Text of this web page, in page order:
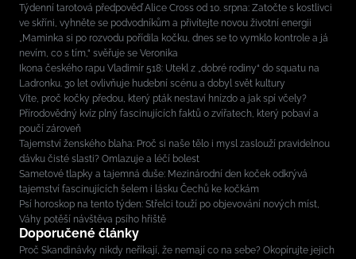
Týdenní tarotová předpověď Alice Cross od 10. srpna: Zatočte s kostlivci
ve skříni, vyhněte se podvodníkům a přivítejte novou životní energii
„Maminka si po rozvodu pořídila kočku, dnes se to vymklo kontrole a já
nevím, co s tím,“ svěřuje se Veronika
Ikona českého rapu Vladimír 518: Utekl z „dobré rodiny“ do squatu na
Ladronku. 30 let ovlivňuje hudební scénu a dobyl svět kultury
Víte, proč kočky předou, který pták nestaví hnízdo a jak spí včely?
Přírodovědný kvíz plný fascinujících faktů o zvířatech, který pobaví a
poučí zároveň
Tajemství ženského blaha: Proč si naše tělo i mysl zaslouží pravidelnou
dávku čisté slasti? Omlazuje a léčí bolest
Sametové tlapky a tajemná duše: Mezinárodní den koček odkrývá
tajemství fascinujících šelem i lásku Čechů ke kočkám
Psí horoskop na tento týden: Střelci touží po objevování nových míst,
Váhy potěší návštěva psího hřiště
Doporučené články
Proč Skandinávky nikdy neříkají, že nemají co na sebe? Okopírujte jejich